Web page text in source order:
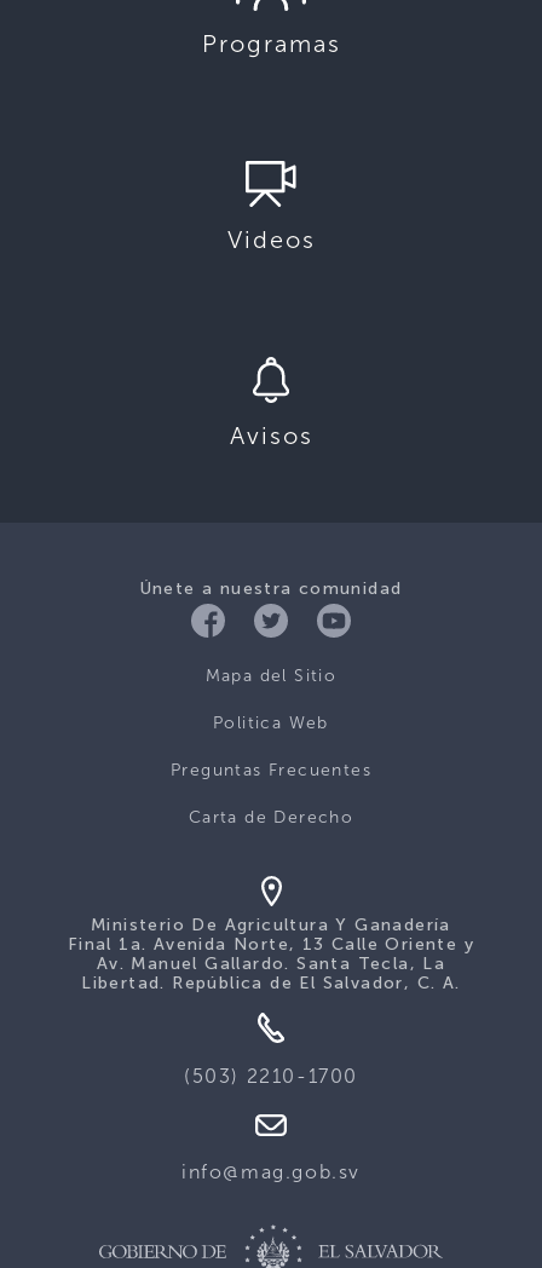
Programas
Videos
Avisos
Únete a nuestra comunidad
Mapa del Sitio
Politica Web
Preguntas Frecuentes
Carta de Derecho
Ministerio De Agricultura Y Ganadería
Final 1a. Avenida Norte, 13 Calle Oriente y
Av. Manuel Gallardo. Santa Tecla, La
Libertad. República de El Salvador, C. A.
(503) 2210-1700
info@mag.gob.sv